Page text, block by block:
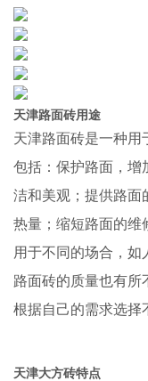
天津路面砖用途
天津路面砖是一种用
包括：保护路面，增
洁和美观；提供路面
热量；缩短路面的维
用于不同的场合，
路面砖的质量也有所
根据自己的需求选择
天津大方砖特点